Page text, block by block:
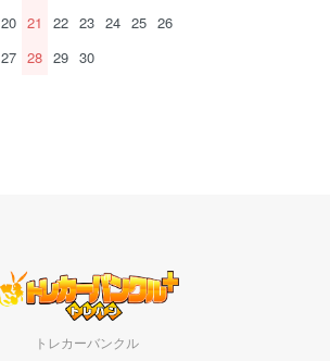
20 21 22 23 24 25 26
27 28 29 30
トレカーバンクル